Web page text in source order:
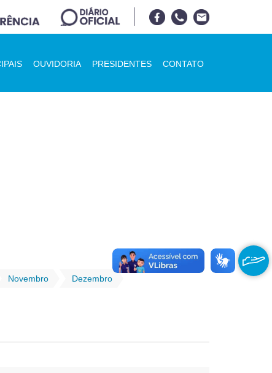
OUVIDORIA PRESIDENTES CONTATO
Novembro Dezembro